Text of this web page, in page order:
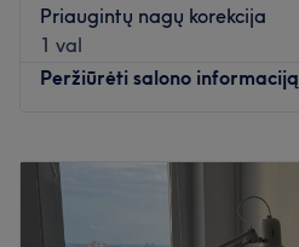
Priaugintų nagų korekcija
1 val
Peržiūrėti salono informaciją
Antradienis
Trečiadienis
Ketvirtadienis